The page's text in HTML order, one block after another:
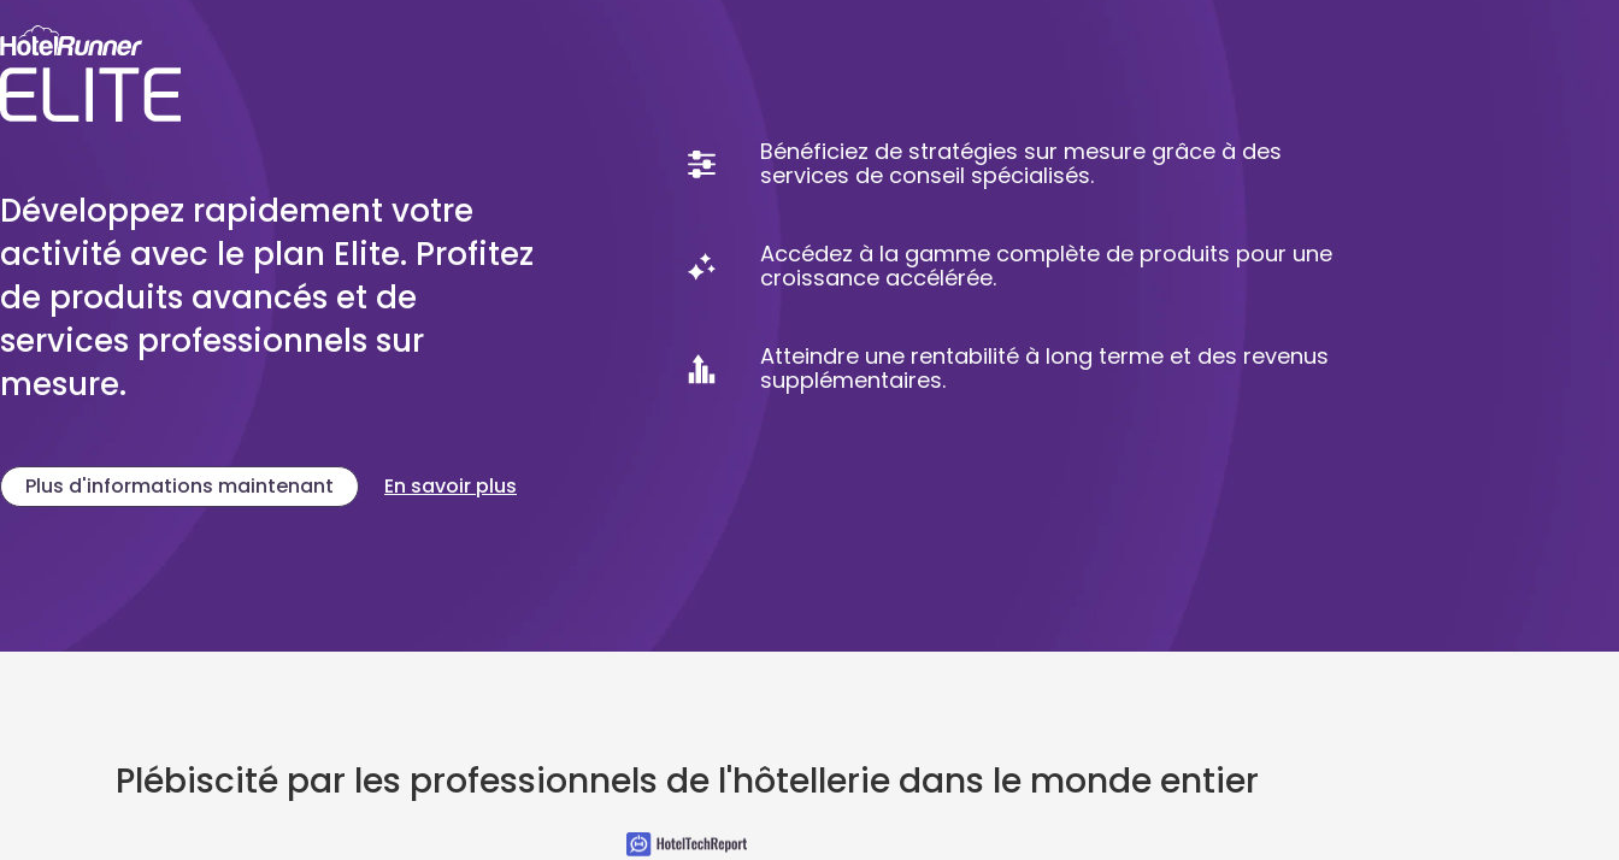
Développez rapidement votre
activité avec le plan Elite. Profitez
de produits avancés et de
services professionnels sur
mesure.
Plus d'informations maintenant En savoir plus
Bénéficiez de stratégies sur mesure grâce à des
services de conseil spécialisés.
Accédez à la gamme complète de produits pour une
croissance accélérée.
Atteindre une rentabilité à long terme et des revenus
supplémentaires.
Plébiscité par les professionnels de l'hôtellerie dans le monde entier